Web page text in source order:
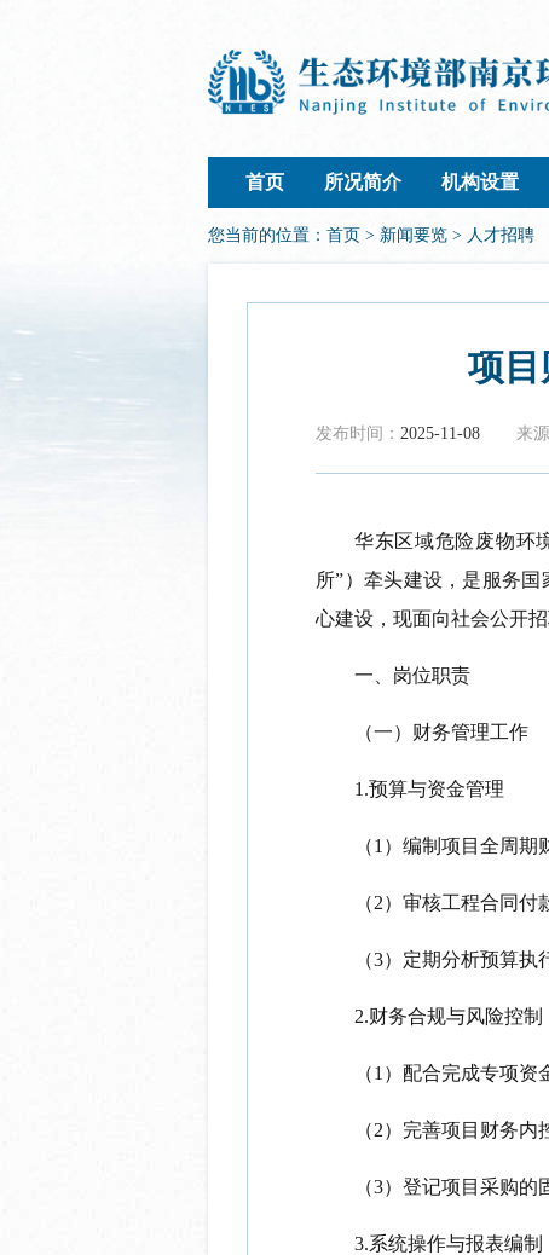
首页 所况简介 机构设置
您当前的位置： 首页 > 新闻要览 > 人才招聘
项
发布时间： 2025-11-08 来源
华东区域危险废物环
所”）牵头建设，是服务
心建设，现面向社会公开
一、岗位职责
（一）财务管理工作
1.预算与资金管理
（1）编制项目全周期
（2）审核工程合同付
（3）定期分析预算执
2.财务合规与风险控制
（1）配合完成专项资
（2）完善项目财务内
（3）登记项目采购的
3.系统操作与报表编制